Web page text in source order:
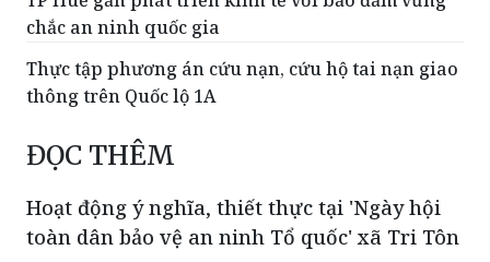
chắc an ninh quốc gia
Thực tập phương án cứu nạn, cứu hộ tai nạn giao
thông trên Quốc lộ 1A
ĐỌC THÊM
Hoạt động ý nghĩa, thiết thực tại 'Ngày hội
toàn dân bảo vệ an ninh Tổ quốc' xã Tri Tôn